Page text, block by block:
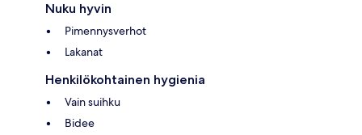
Nuku hyvin
Pimennysverhot
Lakanat
Henkilökohtainen hygienia
Vain suihku
Bidee